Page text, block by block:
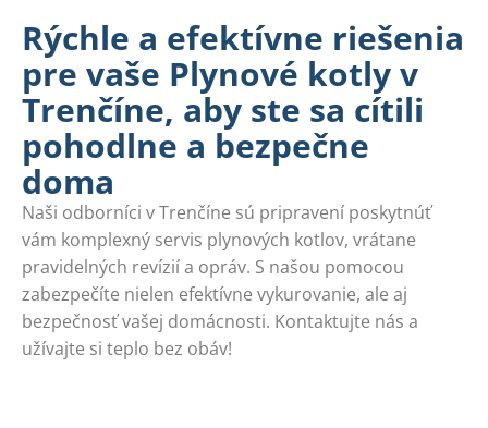
Rýchle a efektívne riešenia
pre vaše Plynové kotly v
Trenčíne, aby ste sa cítili
pohodlne a bezpečne
doma
Naši odborníci v Trenčíne sú pripravení poskytnúť
vám komplexný servis plynových kotlov, vrátane
pravidelných revízií a opráv. S našou pomocou
zabezpečíte nielen efektívne vykurovanie, ale aj
bezpečnosť vašej domácnosti. Kontaktujte nás a
užívajte si teplo bez obáv!